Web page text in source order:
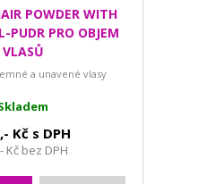
POWDER WITH
PUDR PRO OBJEM
VLASŮ
a unavené vlasy
Kč s DPH
Kč bez DPH